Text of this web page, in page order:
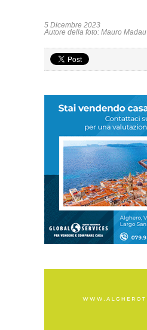
5 Dicembre 2023
Autore della foto: Mauro Madau